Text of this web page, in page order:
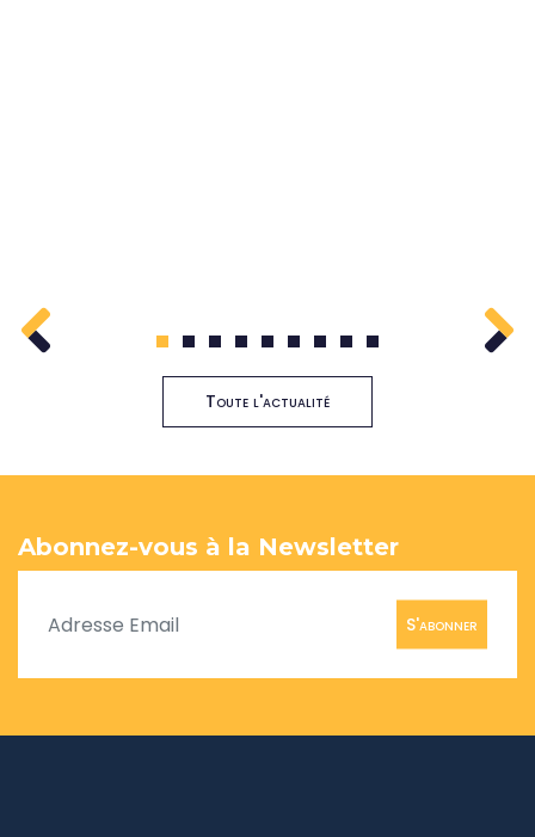
1 2 3 4 5 6 7 8 9
Toute l'actualité
Abonnez-vous à la Newsletter
S'abonner